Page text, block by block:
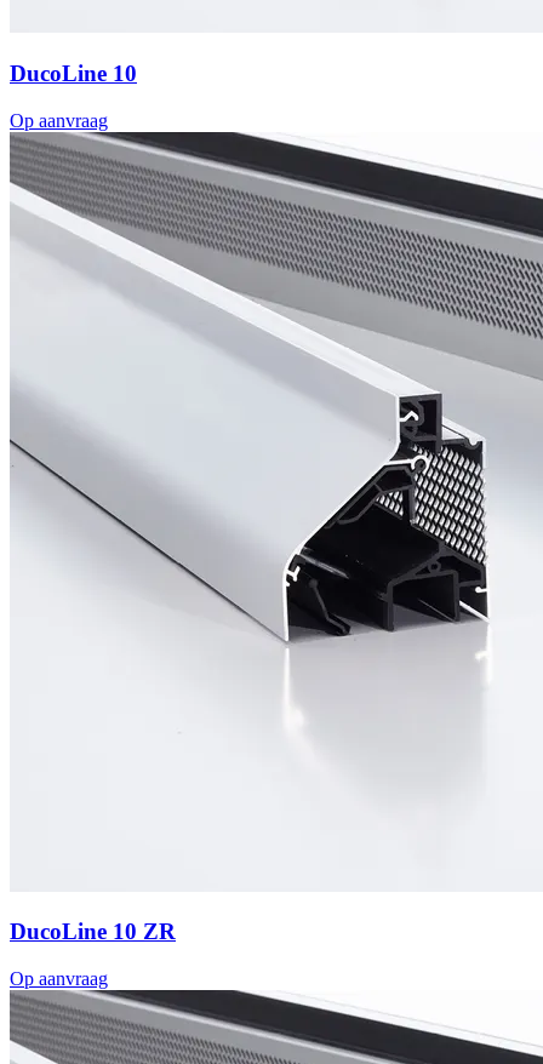
DucoLine 10
Op aanvraag
DucoLine 10 ZR
Op aanvraag